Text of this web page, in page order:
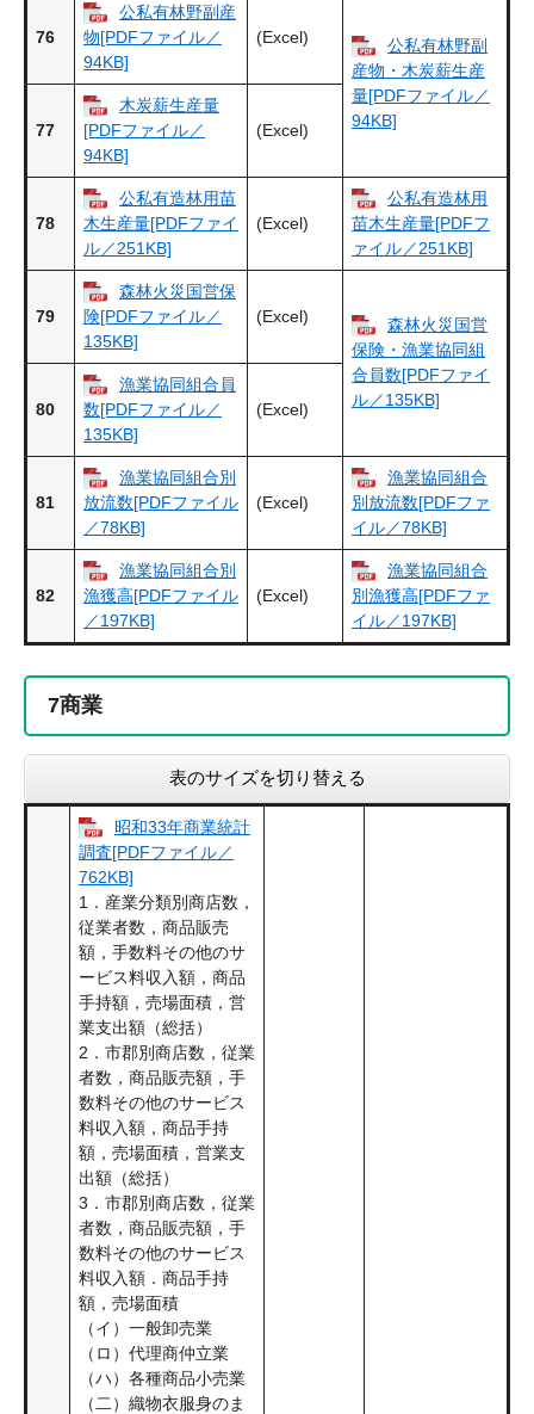
76
公私有林野副産
物[PDFファイル／
94KB]
(Excel)
公私有林野副
産物・木炭薪生産
量[PDFファイル／
94KB]
77
木炭薪生産量
[PDFファイル／
94KB]
(Excel)
78
公私有造林用苗
木生産量[PDFファイ
ル／251KB]
(Excel)
公私有造林用
苗木生産量[PDFフ
ァイル／251KB]
79
森林火災国営保
険[PDFファイル／
135KB]
(Excel)
森林火災国営
保険・漁業協同組
合員数[PDFファイ
ル／135KB]
80
漁業協同組合員
数[PDFファイル／
135KB]
(Excel)
81
漁業協同組合別
放流数[PDFファイル
／78KB]
(Excel)
漁業協同組合
別放流数[PDFファ
イル／78KB]
82
漁業協同組合別
漁獲高[PDFファイル
／197KB]
(Excel)
漁業協同組合
別漁獲高[PDFファ
イル／197KB]
7商業
表のサイズを切り替える
昭和33年商業統計
調査[PDFファイル／
762KB]
1．産業分類別商店数，
従業者数，商品販売
額，手数料その他のサ
ービス料収入額，商品
手持額，売場面積，営
業支出額（総括）
2．市郡別商店数，従業
者数，商品販売額，手
数料その他のサービス
料収入額，商品手持
額，売場面積，営業支
出額（総括）
3．市郡別商店数，従業
者数，商品販売額，手
数料その他のサービス
料収入額．商品手持
額，売場面積
（イ）一般卸売業
（ロ）代理商仲立業
（ハ）各種商品小売業
（二）織物衣服身のま